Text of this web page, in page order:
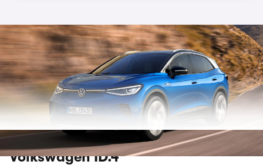
Volkswagen ID.4